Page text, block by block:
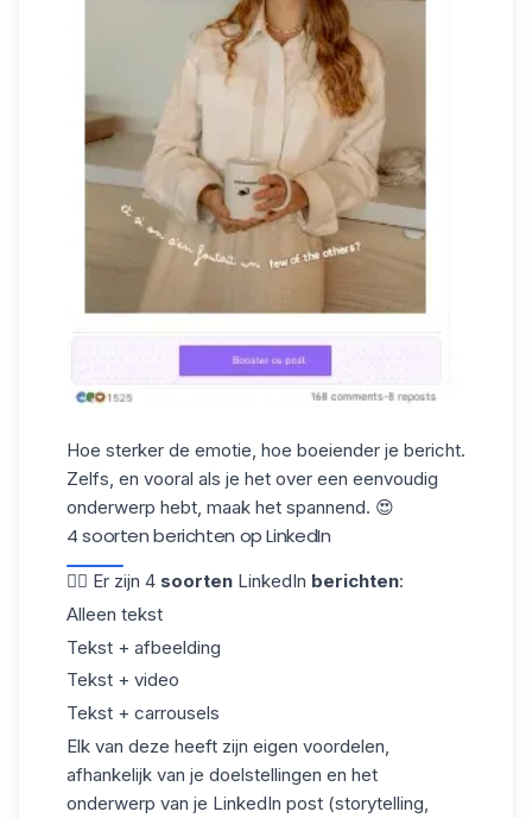
Hoe sterker de emotie, hoe boeiender je bericht.
Zelfs, en vooral als je het over een eenvoudig
onderwerp hebt, maak het spannend. 😍
4 soorten berichten op LinkedIn
👉🏼 Er zijn 4 soorten LinkedIn berichten:
Alleen tekst
Tekst + afbeelding
Tekst + video
Tekst + carrousels
Elk van deze heeft zijn eigen voordelen,
afhankelijk van je doelstellingen en het
onderwerp van je LinkedIn post (storytelling,